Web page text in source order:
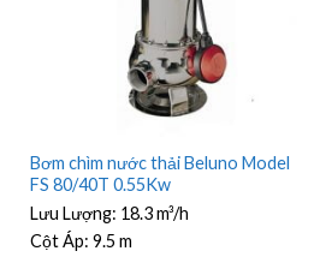
Bơm chìm nước thải Beluno Model
FS 80/40T 0.55Kw
Lưu Lượng: 18.3 m³/h
Cột Áp:9.5 m